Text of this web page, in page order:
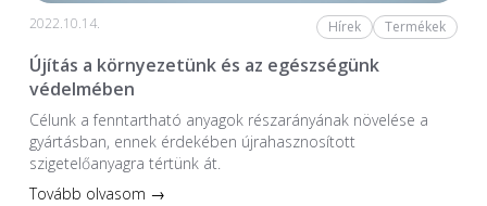
2022.10.14. Hírek Termékek
Újítás a környezetünk és az egészségünk
védelmében
Célunk a fenntartható anyagok részarányának növelése a
gyártásban, ennek érdekében újrahasznosított
szigetelőanyagra tértünk át.
Tovább olvasom →